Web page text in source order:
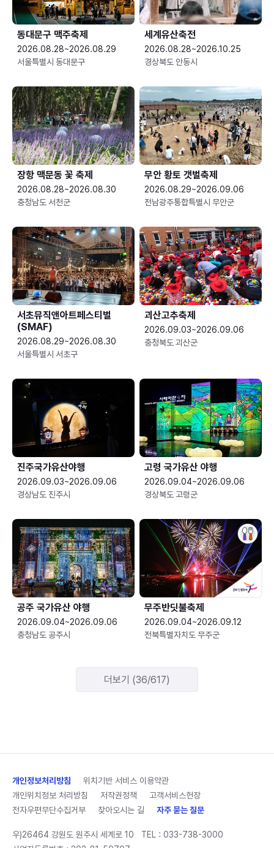
동대문구 맥주축제
2026.08.28~2026.08.29
서울특별시 동대문구
세계유산축전
2026.08.28~2026.10.25
경상북도 안동시
장항 맥문동 꽃 축제
2026.08.28~2026.08.30
충청남도 서천군
무안 황토 갯벌축제
2026.08.29~2026.09.06
전남광주통합특별시 무안군
서초뮤직앤아트페스티벌
(SMAF)
2026.08.29~2026.08.30
서울특별시 서초구
괴산고추축제
2026.09.03~2026.09.06
충청북도 괴산군
진주국가유산야행
2026.09.03~2026.09.06
경상남도 진주시
고령 국가유산 야행
2026.09.04~2026.09.06
경상북도 고령군
공주 국가유산 야행
2026.09.04~2026.09.06
충청남도 공주시
무주반딧불축제
2026.09.04~2026.09.12
전북특별자치도 무주군
더보기 (36/617)
개인정보처리방침
위치기반 서비스 이용약관
개인위치정보 처리방침
저작권정책
고객서비스헌장
전자우편무단수집거부
찾아오시는 길 자주 묻는 질문
우)26464 강원도 원주시 세계로 10 TEL : 033-738-3000